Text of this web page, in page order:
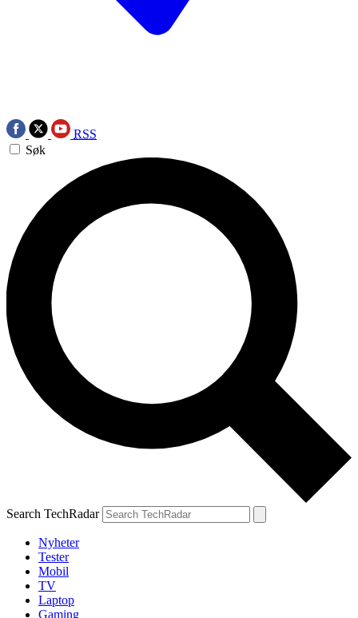
RSS
Søk
Search TechRadar
Nyheter
Tester
Mobil
TV
Laptop
Gaming